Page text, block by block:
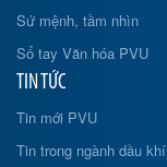
Sứ mệnh, tầm nhìn
Sổ tay Văn hóa PVU
TIN TỨC
Tin mới PVU
Tin trong ngành dầu khí